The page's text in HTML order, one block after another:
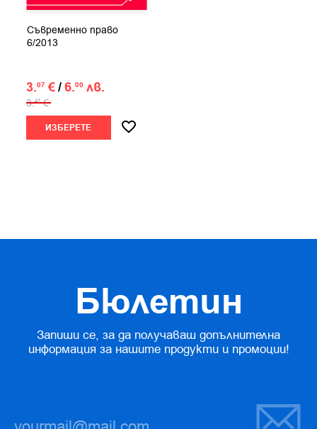
Съвременно право
6/2013
3.07 €/6.00 лв.
3.41 €
ИЗБЕРЕТЕ
Бюлетин
Запиши се, за да получаваш допълнителна
информация за нашите продукти и промоции!